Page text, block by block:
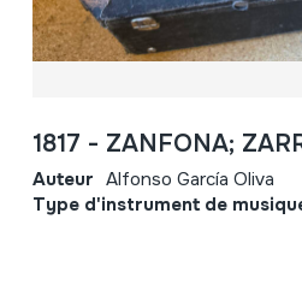
1817 - ZANFONA;
Auteur Alfonso García Oliva
Type d'instrument de